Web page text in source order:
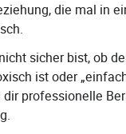
die mal in
sicher bist, ob
ist oder
dir professionelle